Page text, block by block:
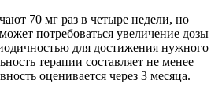
70 мг раз в четыре недели, но
потребоваться увеличение дозы
для достижения нужного
терапии составляет не менее
оценивается через 3 месяца.